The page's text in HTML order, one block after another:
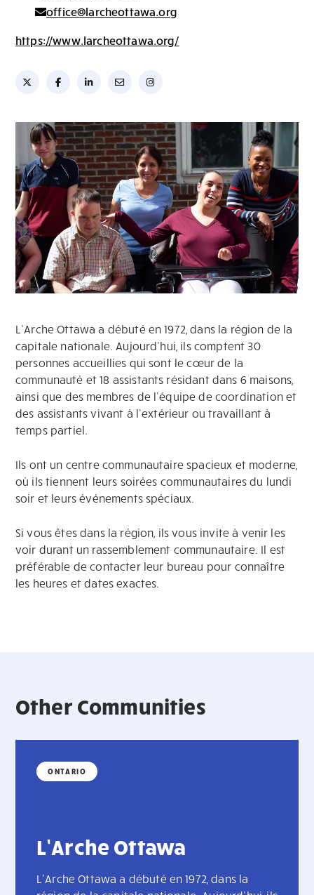
office@larcheottawa.org
https://www.larcheottawa.org/
L’Arche Ottawa a débuté en 1972, dans la région de la
capitale nationale. Aujourd’hui, ils comptent 30
personnes accueillies qui sont le cœur de la
communauté et 18 assistants résidant dans 6 maisons,
ainsi que des membres de l’équipe de coordination et
des assistants vivant à l’extérieur ou travaillant à
temps partiel.
Ils ont un centre communautaire spacieux et moderne,
où ils tiennent leurs soirées communautaires du lundi
soir et leurs événements spéciaux.
Si vous êtes dans la région, ils vous invite à venir les
voir durant un rassemblement communautaire. Il est
préférable de contacter leur bureau pour connaître
les heures et dates exactes.
Other Communities
ONTARIO
L’Arche Ottawa
L’Arche Ottawa a débuté en 1972, dans la